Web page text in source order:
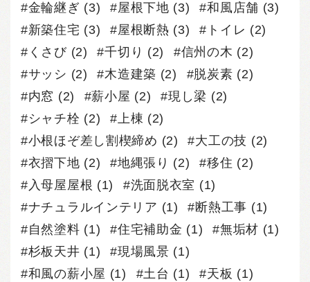
金輪継ぎ (3) 屋根下地 (3) 和風店舗 (3)
新築住宅 (3) 屋根断熱 (3) トイレ (2)
くさび(2) 千切り (2) 信州の木 (2)
サッシ (2) 木造建築 (2) 脱炭素 (2)
内窓 (2) 薪小屋 (2) 現し梁 (2)
シャチ栓 (2) 上棟 (2)
小根ほぞ差し割楔締め (2) 大工の技 (2)
衣摺下地 (2) 地縄張り (2) 移住 (2)
入母屋屋根 (1) 洗面脱衣室 (1)
ナチュラルインテリア (1) 断熱工事 (1)
自然塗料 (1) 住宅補助金 (1) 無垢材 (1)
杉板天井 (1) 現場風景 (1)
和風の薪小屋 (1) 土台 (1) 天板 (1)